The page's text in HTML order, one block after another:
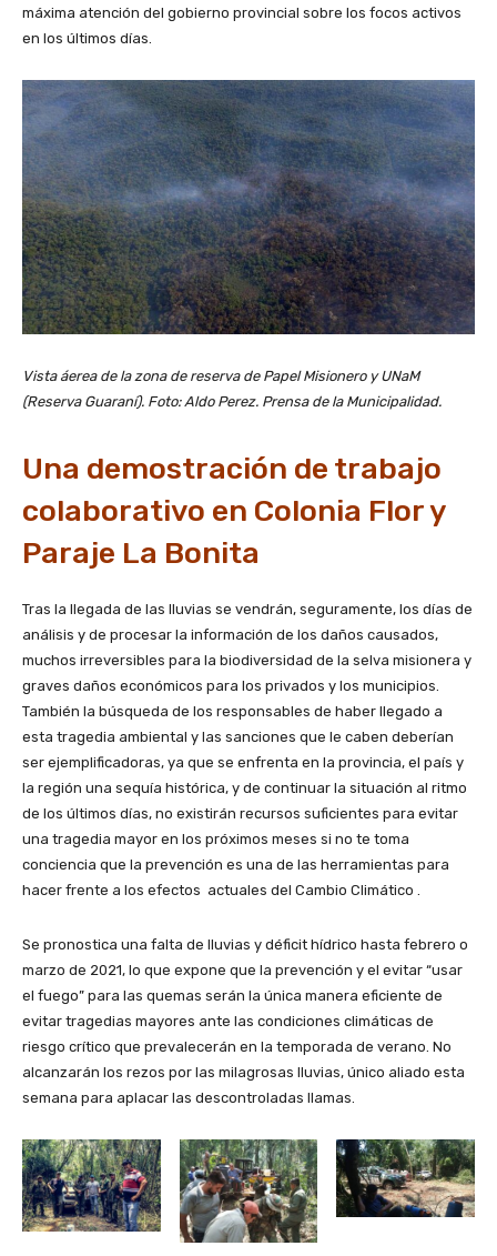
máxima atención del gobierno provincial sobre los focos activos
en los últimos días.
Vista áerea de la zona de reserva de Papel Misionero y UNaM
(Reserva Guaraní). Foto: Aldo Perez. Prensa de la Municipalidad.
Una demostración de trabajo
colaborativo en Colonia Flor y
Paraje La Bonita
Tras la llegada de las lluvias se vendrán, seguramente, los días de
análisis y de procesar la información de los daños causados,
muchos irreversibles para la biodiversidad de la selva misionera y
graves daños económicos para los privados y los municipios.
También la búsqueda de los responsables de haber llegado a
esta tragedia ambiental y las sanciones que le caben deberían
ser ejemplificadoras, ya que se enfrenta en la provincia, el país y
la región una sequía histórica, y de continuar la situación al ritmo
de los últimos días, no existirán recursos suficientes para evitar
una tragedia mayor en los próximos meses si no te toma
conciencia que la prevención es una de las herramientas para
hacer frente a los efectos actuales del Cambio Climático .
Se pronostica una falta de lluvias y déficit hídrico hasta febrero o
marzo de 2021, lo que expone que la prevención y el evitar “usar
el fuego” para las quemas serán la única manera eficiente de
evitar tragedias mayores ante las condiciones climáticas de
riesgo crítico que prevalecerán en la temporada de verano. No
alcanzarán los rezos por las milagrosas lluvias, único aliado esta
semana para aplacar las descontroladas llamas.